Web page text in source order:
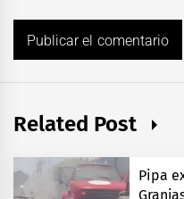
Related Post
Pipa